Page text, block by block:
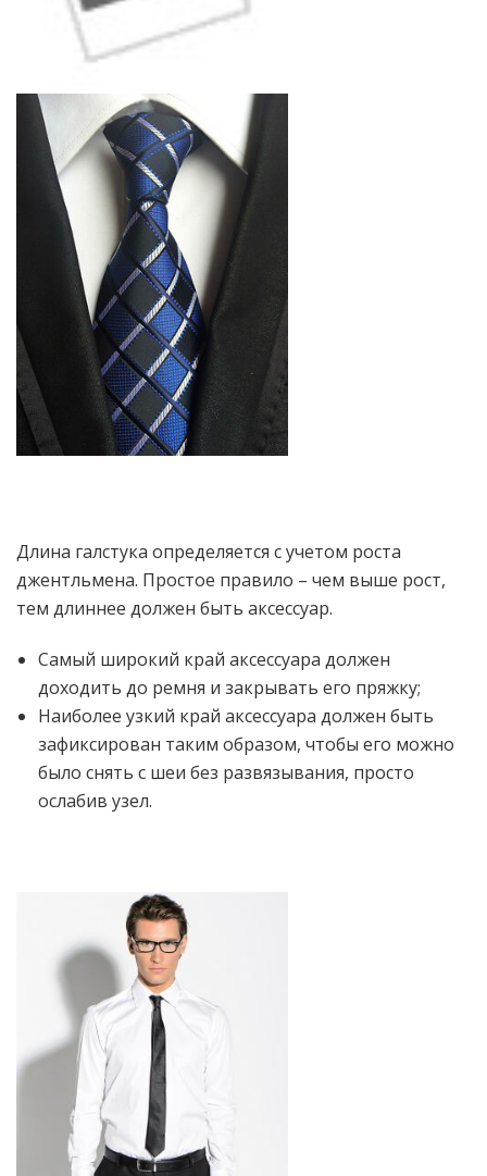
Длина галстука определяется с учетом роста
джентльмена. Простое правило – чем выше рост,
тем длиннее должен быть аксессуар.
Самый широкий край аксессуара должен
доходить до ремня и закрывать его пряжку;
Наиболее узкий край аксессуара должен быть
зафиксирован таким образом, чтобы его можно
было снять с шеи без развязывания, просто
ослабив узел.